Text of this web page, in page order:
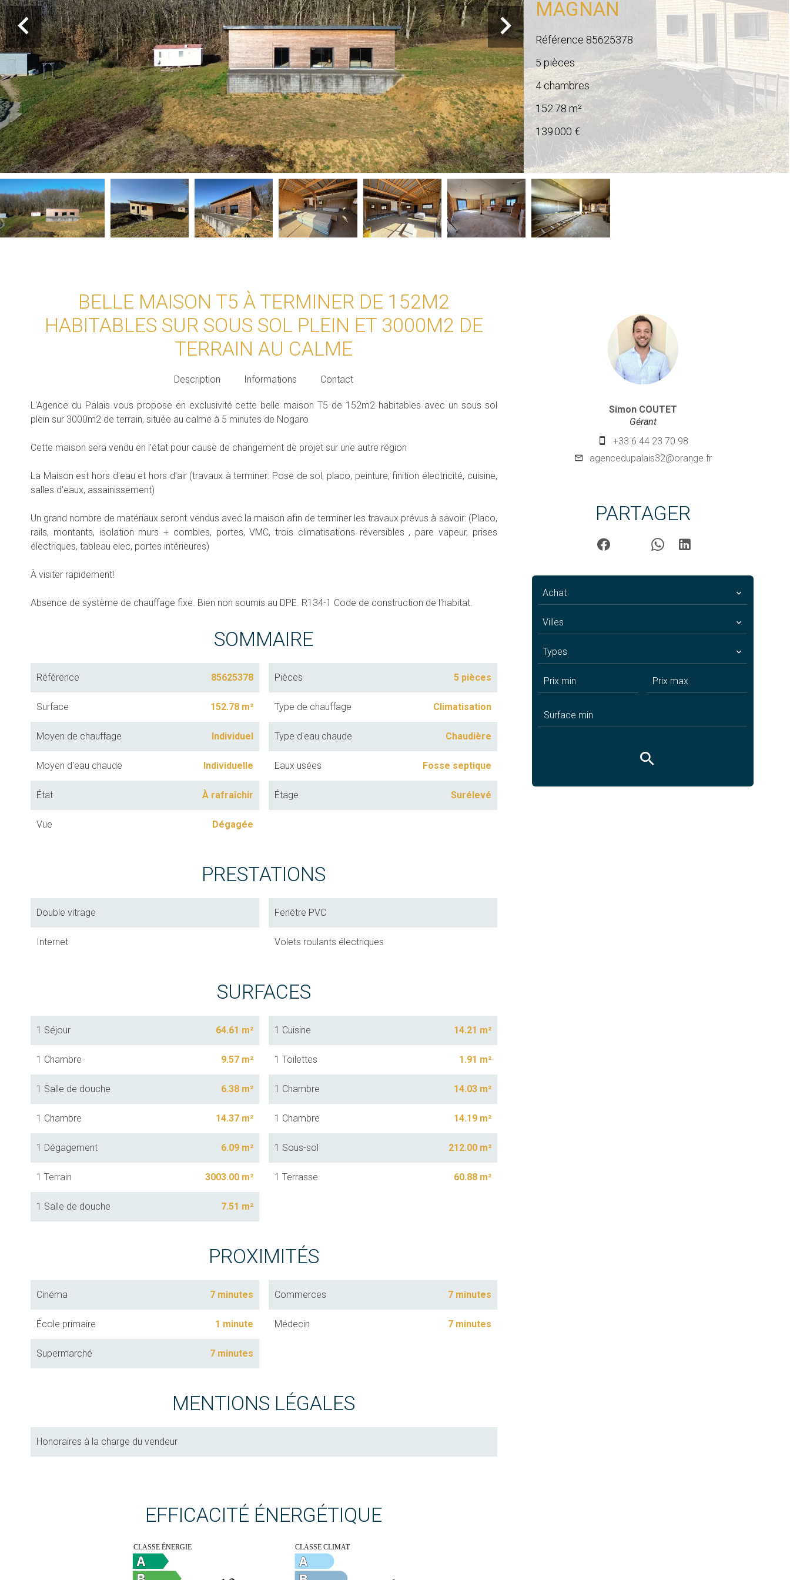
MAGNAN
Référence 85625378
5 pièces
4 chambres
152.78 m²
139 000 €
BELLE MAISON T5 À TERMINER DE 152M2
HABITABLES SUR SOUS SOL PLEIN ET 3000M2 DE
TERRAIN AU CALME
Description Informations Contact
L'Agence du Palais vous propose en exclusivité cette belle maison T5 de 152m2 habitables avec un sous sol
plein sur 3000m2 de terrain, située au calme à 5 minutes de Nogaro
Cette maison sera vendu en l'état pour cause de changement de projet sur une autre région
La Maison est hors d'eau et hors d'air (travaux à terminer: Pose de sol, placo, peinture, finition électricité, cuisine,
salles d'eaux, assainissement)
Un grand nombre de matériaux seront vendus avec la maison afin de terminer les travaux prévus à savoir: (Placo,
rails, montants, isolation murs + combles, portes, VMC, trois climatisations réversibles , pare vapeur, prises
électriques, tableau elec, portes intérieures)
À visiter rapidement!
Absence de système de chauffage fixe. Bien non soumis au DPE. R134-1 Code de construction de l'habitat.
SOMMAIRE
Référence 85625378 Pièces 5 pièces
Surface 152.78 m² Type de chauffage Climatisation
Moyen de chauffage Individuel Type d'eau chaude Chaudière
Moyen d'eau chaude Individuelle Eaux usées Fosse septique
État À rafraîchir Étage Surélevé
Vue Dégagée
PRESTATIONS
Double vitrage Fenêtre PVC
Internet Volets roulants électriques
SURFACES
1 Séjour 64.61 m² 1 Cuisine 14.21 m²
1 Chambre 9.57 m² 1 Toilettes 1.91 m²
1 Salle de douche 6.38 m² 1 Chambre 14.03 m²
1 Chambre 14.37 m² 1 Chambre 14.19 m²
1 Dégagement 6.09 m² 1 Sous-sol 212.00 m²
1 Terrain 3003.00 m² 1 Terrasse 60.88 m²
1 Salle de douche 7.51 m²
PROXIMITÉS
Cinéma 7 minutes Commerces 7 minutes
École primaire 1 minute Médecin 7 minutes
Supermarché 7 minutes
MENTIONS LÉGALES
Honoraires à la charge du vendeur
EFFICACITÉ ÉNERGÉTIQUE
Simon COUTET
Gérant
+33 6 44 23 70 98
agencedupalais32@orange.fr
PARTAGER
Achat
Villes
Types